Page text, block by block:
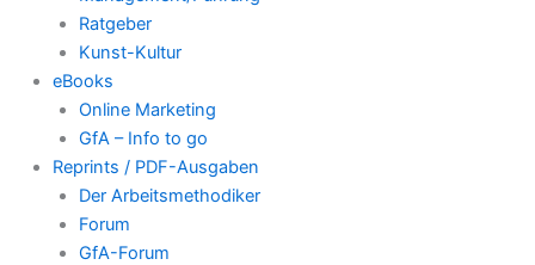
Ratgeber
Kunst-Kultur
eBooks
Online Marketing
GfA – Info to go
Reprints / PDF-Ausgaben
Der Arbeitsmethodiker
Forum
GfA-Forum